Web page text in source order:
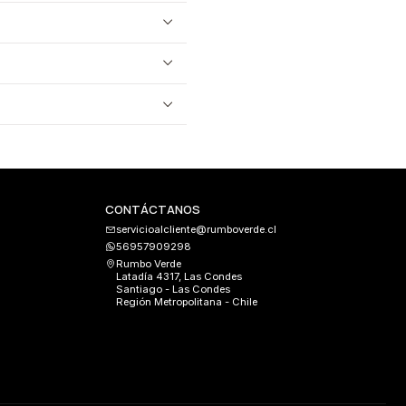
CONTÁCTANOS
servicioalcliente@rumboverde.cl
56957909298
Rumbo Verde
Latadía 4317, Las Condes
Santiago - Las Condes
Región Metropolitana - Chile